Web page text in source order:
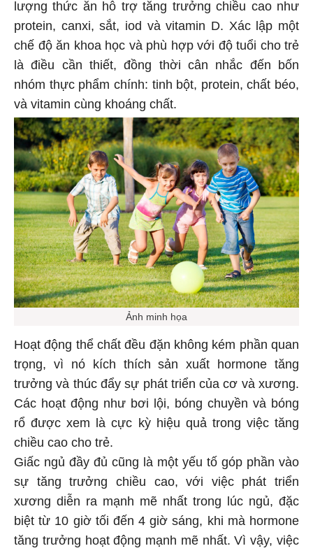
lượng thức ăn hỗ trợ tăng trưởng chiều cao như
protein, canxi, sắt, iod và vitamin D. Xác lập một
chế độ ăn khoa học và phù hợp với độ tuổi cho trẻ
là điều cần thiết, đồng thời cân nhắc đến bốn
nhóm thực phẩm chính: tinh bột, protein, chất béo,
và vitamin cùng khoáng chất.
Ảnh minh họa
Hoạt động thể chất đều đặn không kém phần quan
trọng, vì nó kích thích sản xuất hormone tăng
trưởng và thúc đẩy sự phát triển của cơ và xương.
Các hoạt động như bơi lội, bóng chuyền và bóng
rổ được xem là cực kỳ hiệu quả trong việc tăng
chiều cao cho trẻ.
Giấc ngủ đầy đủ cũng là một yếu tố góp phần vào
sự tăng trưởng chiều cao, với việc phát triển
xương diễn ra mạnh mẽ nhất trong lúc ngủ, đặc
biệt từ 10 giờ tối đến 4 giờ sáng, khi mà hormone
tăng trưởng hoạt động mạnh mẽ nhất. Vì vậy, việc